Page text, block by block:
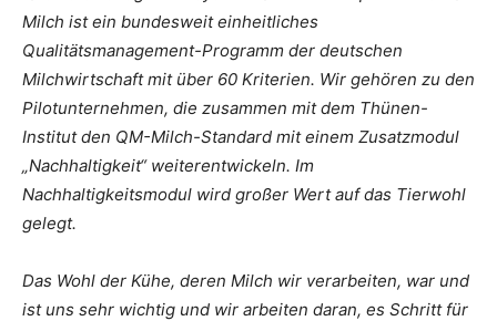
Milch ist ein bundesweit einheitliches
Qualitätsmanagement-Programm der deutschen
Milchwirtschaft mit über 60 Kriterien. Wir gehören zu den
Pilotunternehmen, die zusammen mit dem Thünen-
Institut den QM-Milch-Standard mit einem Zusatzmodul
„Nachhaltigkeit“ weiterentwickeln. Im
Nachhaltigkeitsmodul wird großer Wert auf das Tierwohl
gelegt.
Das Wohl der Kühe, deren Milch wir verarbeiten, war und
ist uns sehr wichtig und wir arbeiten daran, es Schritt für